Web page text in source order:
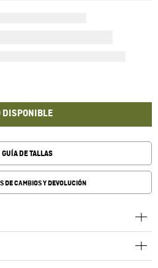
DISPONIBLE
GUÍA DE TALLAS
DE CAMBIOS Y DEVOLUCIÓN